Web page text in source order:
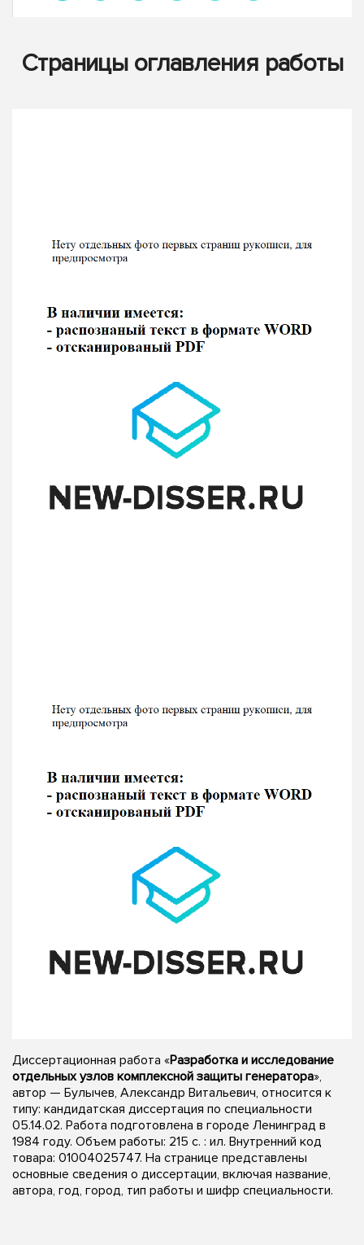
Страницы оглавления работы
Диссертационная работа «Разработка и исследование
отдельных узлов комплексной защиты генератора»,
автор — Булычев, Александр Витальевич, относится к
типу: кандидатская диссертация по специальности
05.14.02. Работа подготовлена в городе Ленинград в
1984 году. Объем работы: 215 c. : ил. Внутренний код
товара: 01004025747. На странице представлены
основные сведения о диссертации, включая название,
автора, год, город, тип работы и шифр специальности.